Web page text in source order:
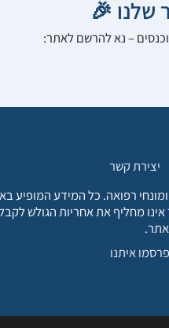
שלנו 🎉
וכנסים – נא להרשם לאתר:
יצירת קשר
רפואה. כל המידע המופיע
מחליף את אחריות הגולש
פרסמו איתנו